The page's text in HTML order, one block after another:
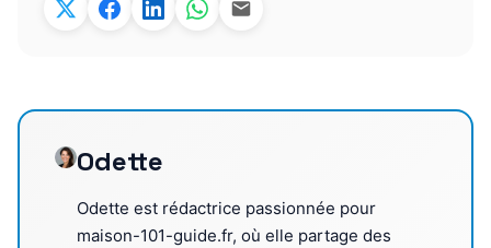
Odette
Odette est rédactrice passionnée pour
maison-101-guide.fr, où elle partage des